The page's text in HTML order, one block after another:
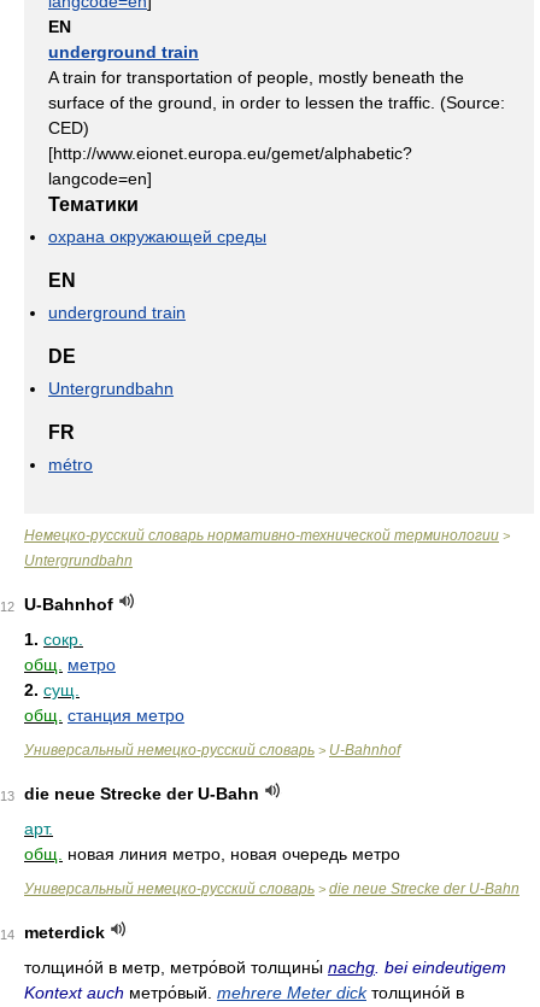
EN
underground train
A train for transportation of people, mostly beneath the
surface of the ground, in order to lessen the traffic. (Source:
CED)
[http://www.eionet.europa.eu/gemet/alphabetic?
langcode=en]
Тематики
охрана окружающей среды
EN
underground train
DE
Untergrundbahn
FR
métro
Немецко-русский словарь нормативно-технической терминологии >
Untergrundbahn
12
U-Bahnhof
1. сокр.
общ.
метро
2. сущ.
общ. станция метро
Универсальный немецко-русский словарь > U-Bahnhof
13
die neue Strecke der U-Bahn
арт.
общ.
новая линия метро, новая очередь метро
Универсальный немецко-русский словарь > die neue Strecke der U-Bahn
14
meterdick
толщино́й в метр метро́вой толщины́ nachg . bei eindeutigem
Kontext auch метро́вый mehrere Meter dick толщино́й в